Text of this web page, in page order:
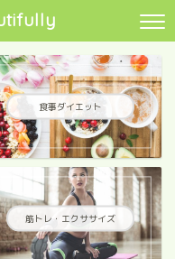
食事ダイエット
筋トレ・エクササイズ